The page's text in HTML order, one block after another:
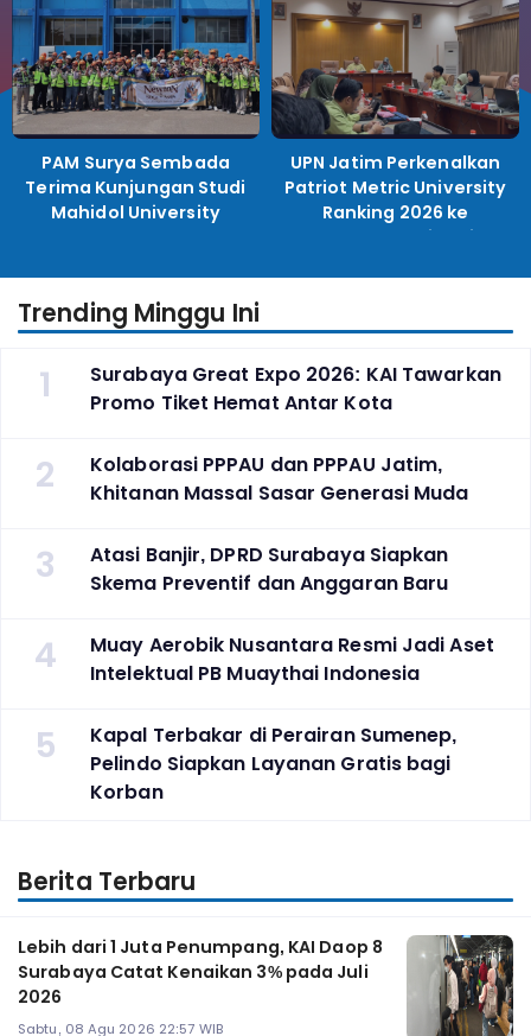
PAM Surya Sembada
Terima Kunjungan Studi
Mahidol University
UPN Jatim Perkenalkan
Patriot Metric University
Ranking 2026 ke
Perguruan Tinggi
Trending Minggu Ini
1
Surabaya Great Expo 2026: KAI Tawarkan
Promo Tiket Hemat Antar Kota
2
Kolaborasi PPPAU dan PPPAU Jatim,
Khitanan Massal Sasar Generasi Muda
3
Atasi Banjir, DPRD Surabaya Siapkan
Skema Preventif dan Anggaran Baru
4
Muay Aerobik Nusantara Resmi Jadi Aset
Intelektual PB Muaythai Indonesia
5
Kapal Terbakar di Perairan Sumenep,
Pelindo Siapkan Layanan Gratis bagi
Korban
Berita Terbaru
Lebih dari 1 Juta Penumpang, KAI Daop 8
Surabaya Catat Kenaikan 3% pada Juli
2026
Sabtu, 08 Agu 2026 22:57 WIB